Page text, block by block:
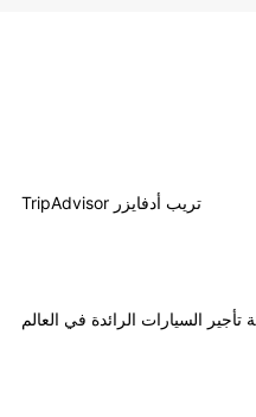
TripAdvisor تريب أدفايزر
السيارات الرائدة في العالم